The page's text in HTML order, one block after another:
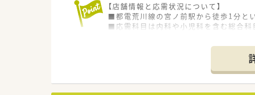
【店舗情報と応需状況について】
■都電荒川線の宮ノ前駅から徒歩1分と
■応需科目は内科や小児科を含む総合科
■東京都内を中心にグループ全体で15店
■近隣エリアに集中して店舗展開を行
■上層部には薬剤師が多く現場の理解が